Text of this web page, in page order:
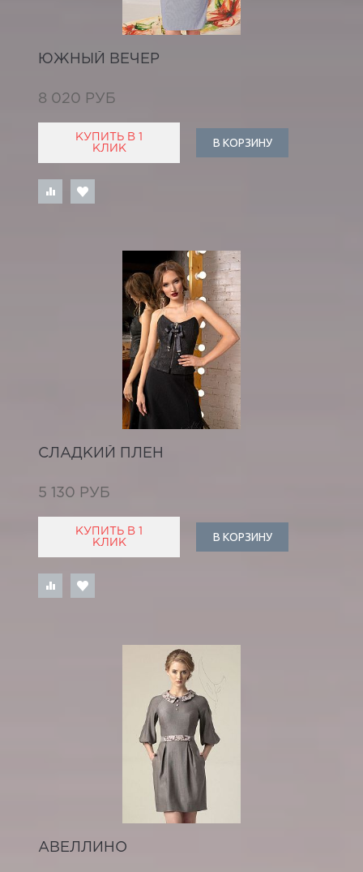
ЮЖНЫЙ ВЕЧЕР
8 020 РУБ
КУПИТЬ В 1
КЛИК
В КОРЗИНУ
СЛАДКИЙ ПЛЕН
5 130 РУБ
КУПИТЬ В 1
КЛИК
В КОРЗИНУ
АВЕЛЛИНО